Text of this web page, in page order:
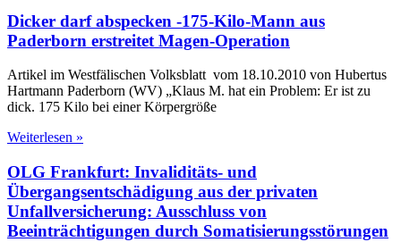
Dicker darf abspecken -175-Kilo-Mann aus
Paderborn erstreitet Magen-Operation
Artikel im Westfälischen Volksblatt vom 18.10.2010 von Hubertus
Hartmann Paderborn (WV) „Klaus M. hat ein Problem: Er ist zu
dick. 175 Kilo bei einer Körpergröße
Weiterlesen »
OLG Frankfurt: Invaliditäts- und
Übergangsentschädigung aus der privaten
Unfallversicherung: Ausschluss von
Beeinträchtigungen durch Somatisierungsstörungen